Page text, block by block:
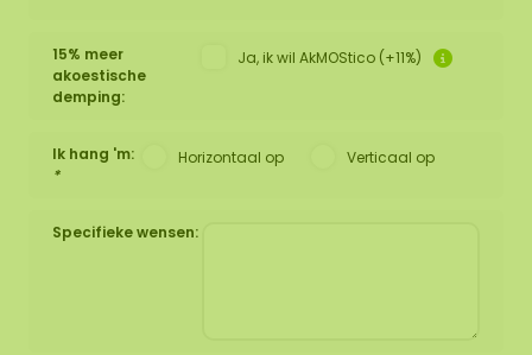
15% meer
akoestische
demping:
Ja, ik wil AkMOStico (+11%)
Ik hang 'm:
*
Horizontaal op Verticaal op
Specifieke wensen: